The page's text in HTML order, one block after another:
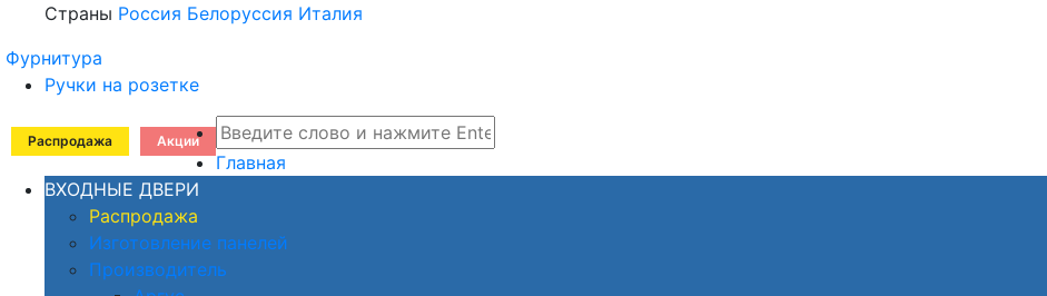
Страны Россия Белоруссия Италия
Фурнитура
Ручки на розетке
Распродажа Акции
Главная
ВХОДНЫЕ ДВЕРИ
Распродажа
Изготовление панелей
Производитель